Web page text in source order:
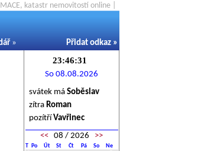
katastr nemovitostí online |
» Přidat odkaz »
So 08.08.2026
svátek má Soběslav
zítra Roman
pozítří Vavřinec
<< 08 / 2026 >>
T Po Út St Čt Pá So Ne